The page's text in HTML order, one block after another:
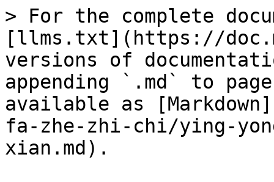
> For the complete
[llms.txt](https://
versions of
appending `.md` to
available as
fa-zhe-zhi-chi/ying-
xian.md).